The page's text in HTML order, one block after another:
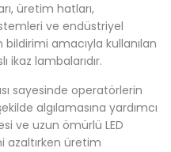
üretim hatları,
ve endüstriyel
amacıyla kullanılan
lambalarıdır.
sayesinde operatörlerin
algılamasına yardımcı
ve uzun ömürlü LED
azaltırken üretim